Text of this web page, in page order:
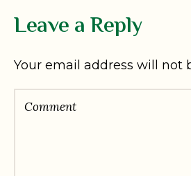
Leave a Reply
Your email address will not
Comment